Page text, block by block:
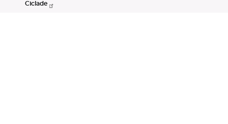
Ciclade